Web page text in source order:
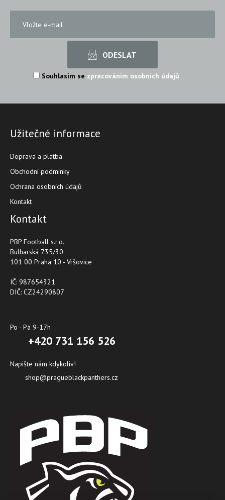
Souhlasím se zpracováním osobních údajů
Užitečné informace
Doprava a platba
Obchodní podmínky
Ochrana osobních údajů
Kontakt
Kontakt
PBP Football s.r.o.
Bulharská 735/30
101 00 Praha 10 - Vršovice
IČ: 987654321
DIČ: CZ24290807
Po - Pá 9-17h
+420 731 156 526
Napište nám kdykoliv!
shop@pragueblackpanthers.cz